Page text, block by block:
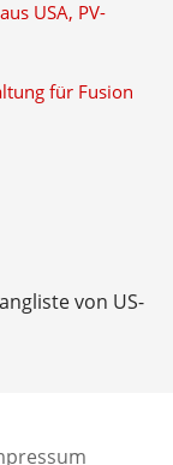
USA, PV-
für Fusion
von US-